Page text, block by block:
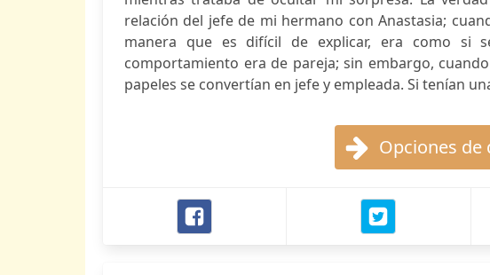
relación del jefe de mi hermano con Anastasia;
manera que es difícil de explicar, era como si
comportamiento era de pareja; sin embargo,
papeles se convertían en jefe y empleada. Si tenían
Opciones de